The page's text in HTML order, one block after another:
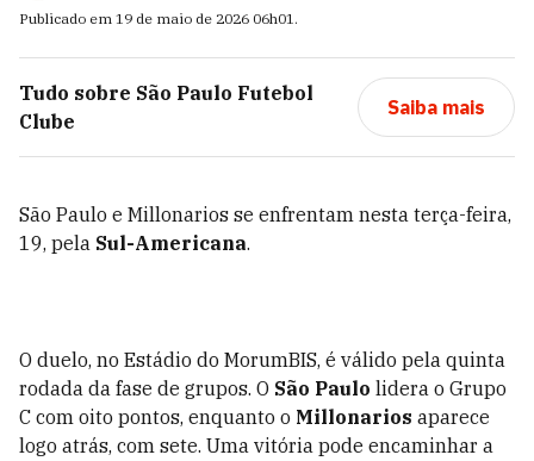
Publicado em 19 de maio de 2026 06h01.
Tudo sobre São Paulo Futebol
Clube
Saiba mais
São Paulo e Millonarios se enfrentam nesta terça-feira,
19, pela Sul-Americana.
O duelo, no Estádio do MorumBIS, é válido pela quinta
rodada da fase de grupos. O São Paulo lidera o Grupo
C com oito pontos, enquanto o Millonarios aparece
logo atrás, com sete. Uma vitória pode encaminhar a